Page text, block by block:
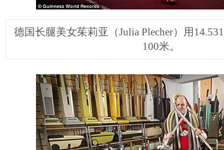
德国长腿美女茱莉亚（Julia Plecher）用
100米。